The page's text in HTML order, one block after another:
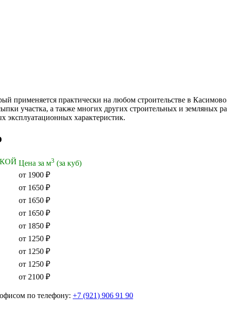
применяется практически на любом строительстве в
участка, а также многих других строительных и земляных
эксплуатационных характеристик.
Цена за м3 (за куб)
от 1900 ₽
от 1650 ₽
от 1650 ₽
от 1650 ₽
от 1850 ₽
от 1250 ₽
от 1250 ₽
от 1250 ₽
от 2100 ₽
по телефону: +7 (921) 906 91 90